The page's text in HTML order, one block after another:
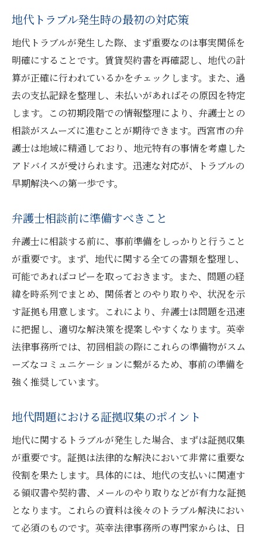
地代トラブル発生時の最初の対応策
地代トラブルが発生した際、まず重要なのは事実関係を
明確にすることです。賃貸契約書を再確認し、地代の計
算が正確に行われているかをチェックします。また、過
去の支払記録を整理し、未払いがあればその原因を特定
します。この初期段階での情報整理により、弁護士との
相談がスムーズに進むことが期待できます。西宮市の弁
護士は地域に精通しており、地元特有の事情を考慮した
アドバイスが受けられます。迅速な対応が、トラブルの
早期解決への第一歩です。
弁護士相談前に準備すべきこと
弁護士に相談する前に、事前準備をしっかりと行うこと
が重要です。まず、地代に関する全ての書類を整理し、
可能であればコピーを取っておきます。また、問題の経
緯を時系列でまとめ、関係者とのやり取りや、状況を示
す証拠も用意します。これにより、弁護士は問題を迅速
に把握し、適切な解決策を提案しやすくなります。英幸
法律事務所では、初回相談の際にこれらの準備物がスム
ーズなコミュニケーションに繋がるため、事前の準備を
強く推奨しています。
地代問題における証拠収集のポイント
地代に関するトラブルが発生した場合、まずは証拠収集
が重要です。証拠は法律的な解決において非常に重要な
役割を果たします。具体的には、地代の支払いに関連す
る領収書や契約書、メールのやり取りなどが有力な証拠
となります。これらの資料は後々のトラブル解決におい
て必須のものです。英幸法律事務所の専門家からは、日